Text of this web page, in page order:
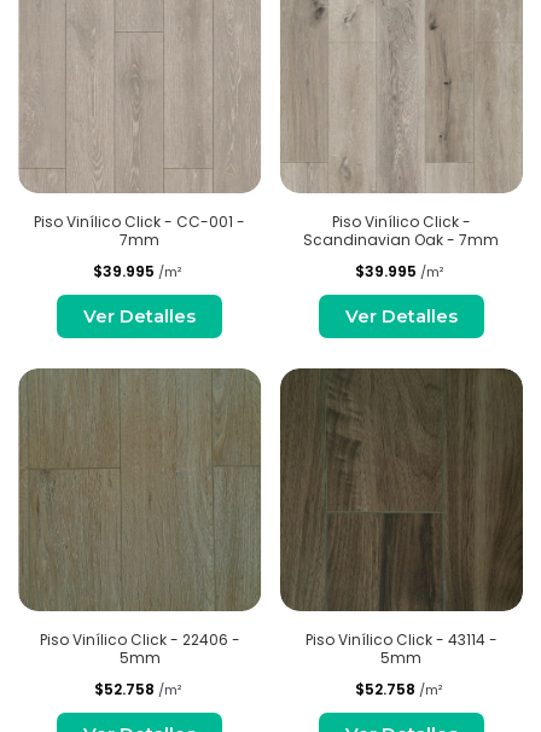
Piso Vinílico Click - CC-001 -
7mm
$39.995 /m²
Ver Detalles
Piso Vinílico Click -
Scandinavian Oak - 7mm
$39.995 /m²
Ver Detalles
Piso Vinílico Click - 22406 -
5mm
$52.758 /m²
Piso Vinílico Click - 43114 -
5mm
$52.758 /m²